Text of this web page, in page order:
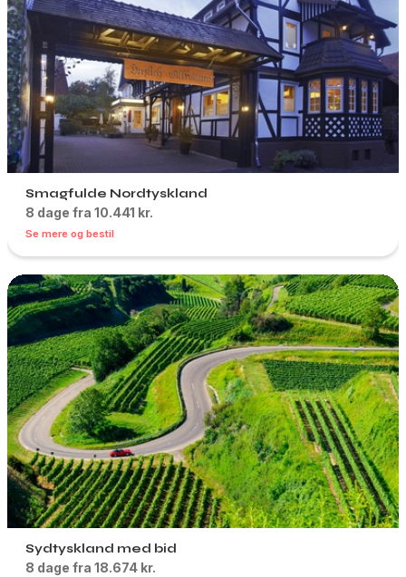
Smagfulde Nordtyskland
8 dage fra 10.441 kr.
Se mere og bestil
Sydtyskland med bid
8 dage fra 18.674 kr.